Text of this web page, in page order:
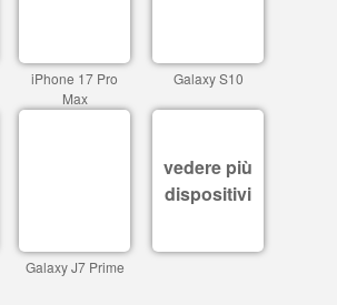
iPhone 17 Pro
Max
Galaxy S10
Galaxy J7 Prime
vedere più
dispositivi